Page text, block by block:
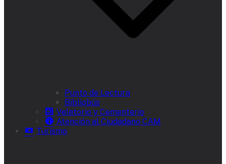
Punto de Lectura
Bibliobús
Velatorio y Cementerio
Atención al Ciudadano CAM
Turismo